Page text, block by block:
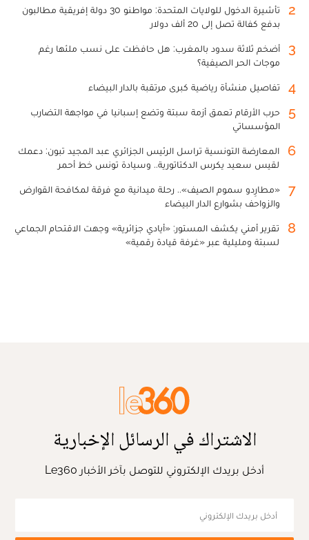
2
تأشيرة الدخول للولايات المتحدة: مواطنو 30 دولة إفريقية مطالبون
بدفع كفالة تصل إلى 20 ألف دولار
3
أضخم ثلاثة سدود بالمغرب: هل حافظت على نسب ملئها رغم
موجات الحر الصيفية؟
4 تفاصيل منشأة رياضية كبرى مرتقبة بالدار البيضاء
5
حرب الأرقام تعمق أزمة سبتة وتضع إسبانيا في مواجهة التضارب
المؤسساتي
6
المعارضة التونسية تراسل الرئيس الجزائري عبد المجيد تبون: دعمك
لقيس سعيد يكرس الدكتاتورية.. وسيادة تونس خط أحمر
7
«مطارِدو سموم الصيف».. رحلة ميدانية مع فرقة لمكافحة القوارض
والزواحف بشوارع الدار البيضاء
8
تقرير أمني يكشف المستور: «أيادي جزائرية» وجهت الاقتحام الجماعي
لسبتة ومليلية عبر «غرفة قيادة رقمية»
الاشتراك في الرسائل الإخبارية
أدخل بريدك الإلكتروني للتوصل بآخر الأخبار Le360